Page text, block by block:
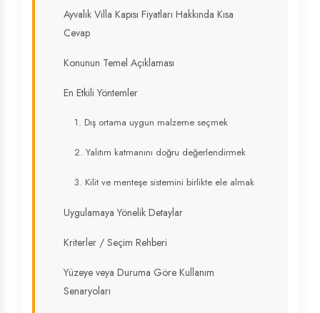
Ayvalık Villa Kapısı Fiyatları Hakkında Kısa
Cevap
Konunun Temel Açıklaması
En Etkili Yöntemler
1. Dış ortama uygun malzeme seçmek
2. Yalıtım katmanını doğru değerlendirmek
3. Kilit ve menteşe sistemini birlikte ele almak
Uygulamaya Yönelik Detaylar
Kriterler / Seçim Rehberi
Yüzeye veya Duruma Göre Kullanım
Senaryoları